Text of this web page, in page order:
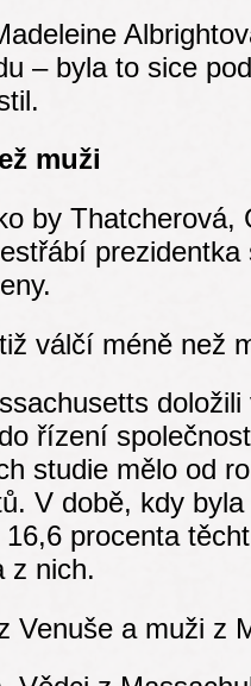
– byla to sice
muži
by Thatcherová,
válčí méně než
řízení
studie mělo od
V době, kdy
procenta
z nich.
Venuše a muži z